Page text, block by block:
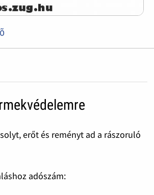
erőt és reményt ad a rászoruló
adószám: